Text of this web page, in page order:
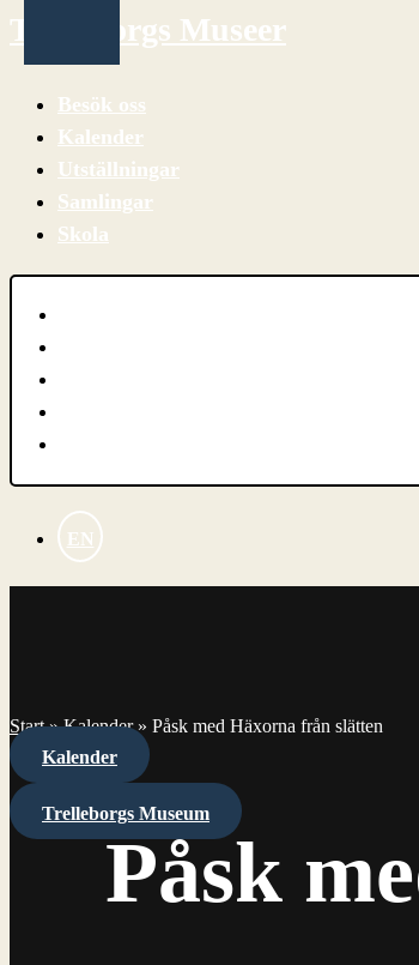
Trelleborgs Museer
Besök oss
Kalender
Utställningar
Samlingar
Skola
EN
Start»Kalender» Påsk med Häxorna från slätten
Kalender
Trelleborgs Museum
Påsk